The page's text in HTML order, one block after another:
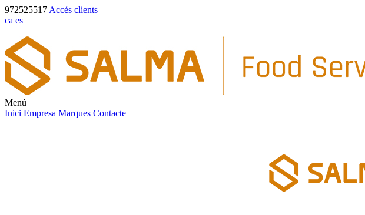
972525517 Accés clients
ca es
Menú
Inici Empresa Marques Contacte